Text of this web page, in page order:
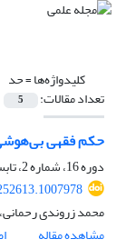
کلیدواژه‌ها =حد
تعداد مقالات: 5
حکم فقهی
دوره 16، شماره 2، تابستان 1399، صفحه
محمد زروندی
مشاهده مقاله